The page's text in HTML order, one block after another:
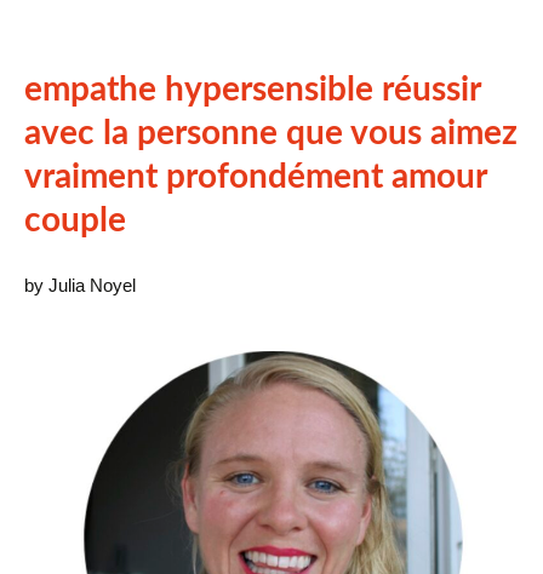
empathe hypersensible réussir
avec la personne que vous aimez
vraiment profondément amour
couple
by Julia Noyel